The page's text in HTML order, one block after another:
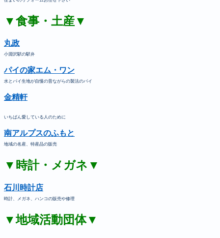
▼食事・土産▼
丸政
小淵沢駅の駅弁
パイの家エム・ワン
水とパイ生地が自慢の昔ながらの製法のパイ
金精軒
いちばん愛している人のために
南アルプスのふもと
地域の名産、特産品の販売
▼時計・メガネ▼
石川時計店
時計、メガネ、ハンコの販売や修理
▼地域活動団体▼